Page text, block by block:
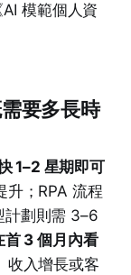
模範個人資
要多長時
1–2 星期即可
升；RPA 流程
計劃則需 3–6
3 個月內看
收入增長或客